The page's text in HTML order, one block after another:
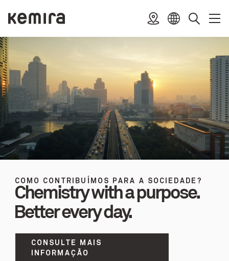
para
conteúdo
Kemira Local
SelecioneProcurar
Abrir
COMO CONTRIBUÍMOS PARA A SOCIEDADE?
Chemistry with a purpose.
Better every day.
CONSULTE MAIS
INFORMAÇÃO